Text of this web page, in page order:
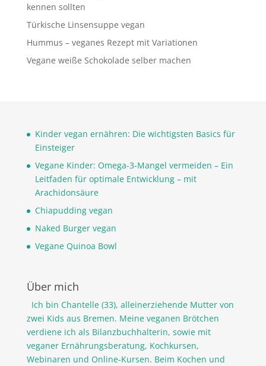
kennen sollten
Türkische Linsensuppe vegan
Hummus – veganes Rezept mit Variationen
Vegane weiße Schokolade selber machen
Kinder vegan ernähren: Die wichtigsten Basics für
Einsteiger
Vegane Kinder: Omega-3-Mangel vermeiden – Ein
Leitfaden für optimale Entwicklung – mit
Arachidonsäure
Chiapudding vegan
Naked Burger vegan
Vegane Quinoa Bowl
Über mich
Ich bin Chantelle (33), alleinerziehende Mutter von
zwei Kids aus Bremen. Meine veganen Brötchen
verdiene ich als Bilanzbuchhalterin, sowie mit
veganer Ernährungsberatung, Kochkursen,
Webinaren und Online-Kursen. Beim Kochen und